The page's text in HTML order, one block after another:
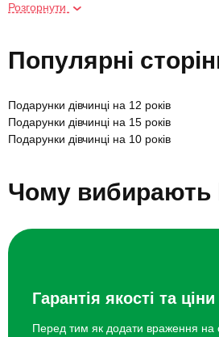
Скелелазіння на скелях
Курс гри на електрогітарі
Курс вокалу
Курс гри на ударних
Розгорнути
Популярні
Подарунки дівчинці на 12 років
Подарунки дівчинці на 15 років
Подарунки дівчинці на 10 років
Подарунки дівчинці на 14 років
Подарунки дівчинці на 5 років
Подарунки дівчинці на 9 років
Чому вибирають
Гарантія якості та ціни
Перед тим як додати враження на